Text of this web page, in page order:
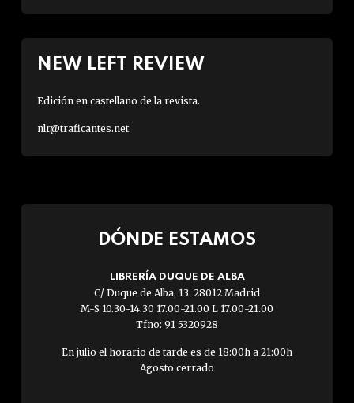
NEW LEFT REVIEW
Edición en castellano de la revista.
nlr@traficantes.net
DÓNDE ESTAMOS
LIBRERÍA DUQUE DE ALBA
C/ Duque de Alba, 13. 28012 Madrid
M-S 10.30-14.30 17.00-21.00 L 17.00-21.00
Tfno: 91 5320928
En julio el horario de tarde es de 18:00h a 21:00h
Agosto cerrado